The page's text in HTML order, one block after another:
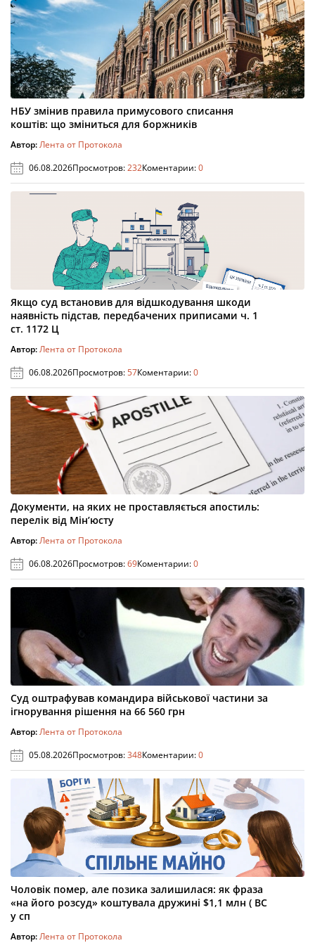
НБУ змінив правила примусового списання
коштів: що зміниться для боржників
Автор:Лента от Протокола
06.08.2026Просмотров:232Коментарии:0
Якщо суд встановив для відшкодування шкоди
наявність підстав, передбачених приписами ч. 1
ст. 1172 Ц
Автор:Лента от Протокола
06.08.2026Просмотров:57Коментарии:0
Документи, на яких не проставляється апостиль:
перелік від Мін’юсту
Автор:Лента от Протокола
06.08.2026Просмотров:69Коментарии:0
Суд оштрафував командира військової частини за
ігнорування рішення на 66 560 грн
Автор:Лента от Протокола
05.08.2026Просмотров:348Коментарии:0
Чоловік помер, але позика залишилася: як фраза
«на його розсуд» коштувала дружині $1,1 млн ( ВС
у сп
Автор:Лента от Протокола